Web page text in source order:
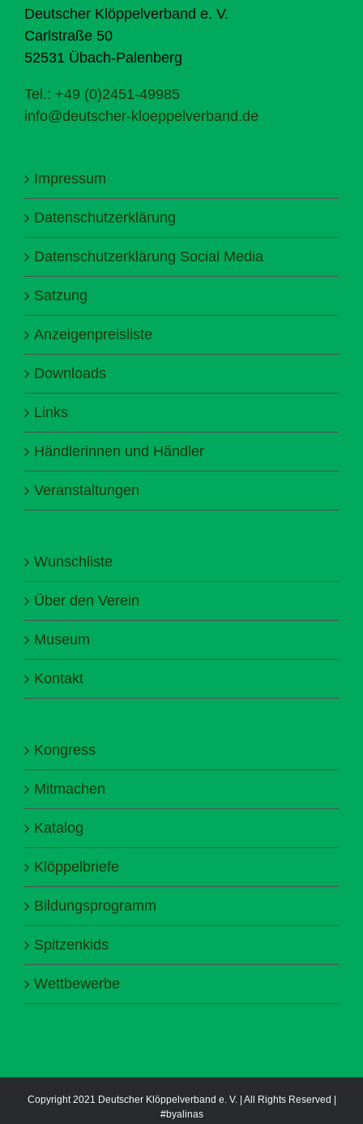
Deutscher Klöppelverband e. V.
Carlstraße 50
52531 Übach-Palenberg
Tel.: +49 (0)2451-49985
info@deutscher-kloeppelverband.de
Impressum
Datenschutzerklärung
Datenschutzerklärung Social Media
Satzung
Anzeigenpreisliste
Downloads
Links
Händlerinnen und Händler
Veranstaltungen
Wunschliste
Über den Verein
Museum
Kontakt
Kongress
Mitmachen
Katalog
Klöppelbriefe
Bildungsprogramm
Spitzenkids
Wettbewerbe
Copyright 2021 Deutscher Klöppelverband e. V. | All Rights Reserved |
#byalinas